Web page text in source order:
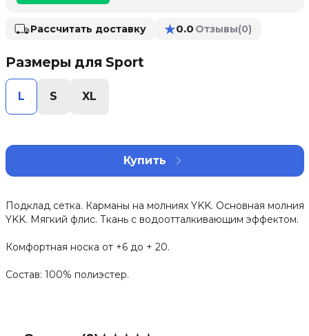
Рассчитать доставку ★0.0 Отзывы(0)
Размеры для Sport
L S XL
Купить
Подклад сетка. Карманы на молниях YKK. Основная молния
YKK. Мягкий флис. Ткань с водоотталкивающим эффектом.
Комфортная носка от +6 до + 20.
Состав: 100% полиэстер.